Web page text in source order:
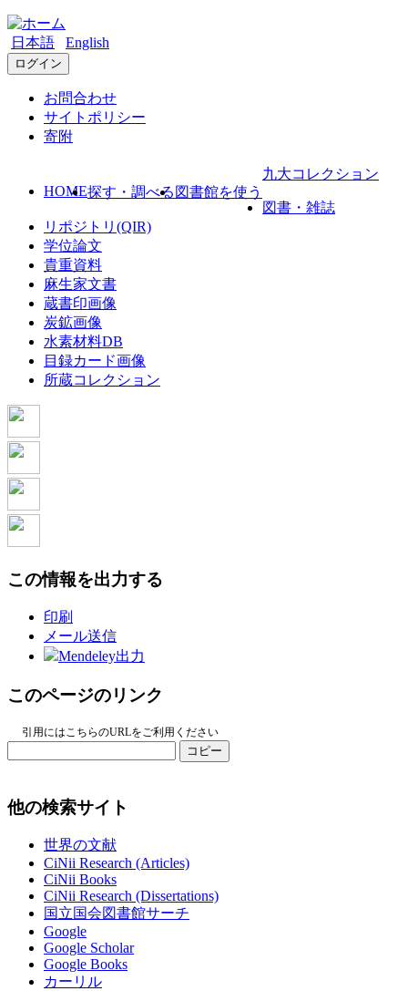
日本語 English
ログイン
お問合わせ
サイトポリシー
寄附
HOME探す・調べる 図書館を使う
九大コレクション
図書・雑誌
リポジトリ(QIR)
学位論文
貴重資料
麻生家文書
蔵書印画像
炭鉱画像
水素材料DB
目録カード画像
所蔵コレクション
この情報を出力する
印刷
メール送信
Mendeley出力
このページのリンク
引用にはこちらのURLをご利用ください
コピー
他の検索サイト
世界の文献
CiNii Research (Articles)
CiNii Books
CiNii Research (Dissertations)
国立国会図書館サーチ
Google
Google Scholar
Google Books
カーリル